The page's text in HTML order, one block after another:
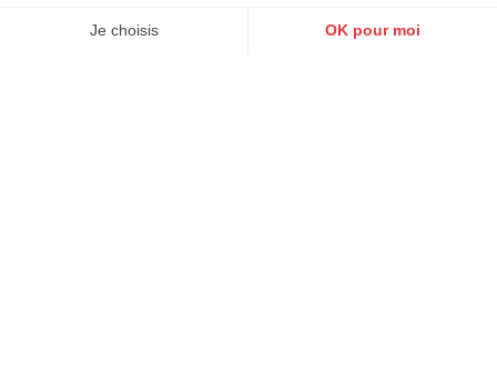
Je choisis OK pour moi
Cuirs guignard